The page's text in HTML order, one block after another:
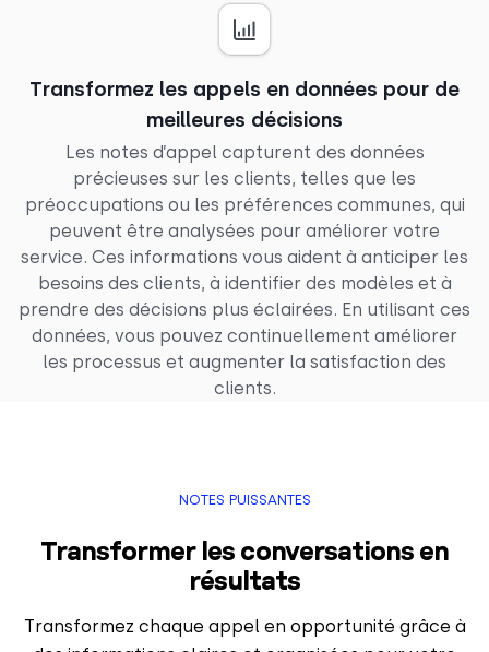
Transformez les appels en données pour de
meilleures décisions
Les notes d’appel capturent des données
précieuses sur les clients, telles que les
préoccupations ou les préférences communes, qui
peuvent être analysées pour améliorer votre
service. Ces informations vous aident à anticiper les
besoins des clients, à identifier des modèles et à
prendre des décisions plus éclairées. En utilisant ces
données, vous pouvez continuellement améliorer
les processus et augmenter la satisfaction des
clients.
NOTES PUISSANTES
Transformer les conversations en
résultats
Transformez chaque appel en opportunité grâce à